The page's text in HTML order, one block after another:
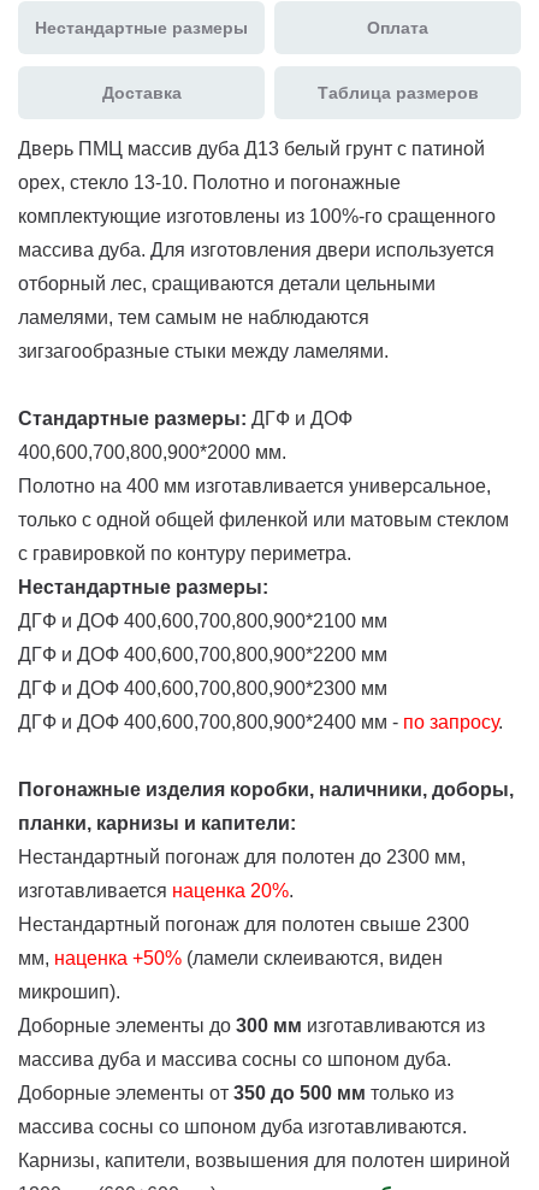
Нестандартные размеры Оплата
Доставка Таблица размеров
Дверь ПМЦ массив дуба Д13 белый грунт с патиной
орех, стекло 13-10. Полотно и погонажные
комплектующие изготовлены из 100%-го сращенного
массива дуба. Для изготовления двери используется
отборный лес, сращиваются детали цельными
ламелями, тем самым не наблюдаются
зигзагообразные стыки между ламелями.
Стандартные размеры: ДГФ и ДОФ
400,600,700,800,900*2000 мм.
Полотно на 400 мм изготавливается универсальное,
только с одной общей филенкой или матовым стеклом
с гравировкой по контуру периметра.
Нестандартные размеры:
ДГФ и ДОФ 400,600,700,800,900*2100 мм
ДГФ и ДОФ 400,600,700,800,900*2200 мм
ДГФ и ДОФ 400,600,700,800,900*2300 мм
ДГФ и ДОФ 400,600,700,800,900*2400 мм - по запросу.
Погонажные изделия коробки, наличники, доборы,
планки, карнизы и капители:
Нестандартный погонаж для полотен до 2300 мм,
изготавливается наценка 20%.
Нестандартный погонаж для полотен свыше 2300
мм, наценка +50% (ламели склеиваются, виден
микрошип).
Доборные элементы до 300 мм изготавливаются из
массива дуба и массива сосны со шпоном дуба.
Доборные элементы от 350 до 500 мм только из
массива сосны со шпоном дуба изготавливаются.
Карнизы, капители, возвышения для полотен шириной